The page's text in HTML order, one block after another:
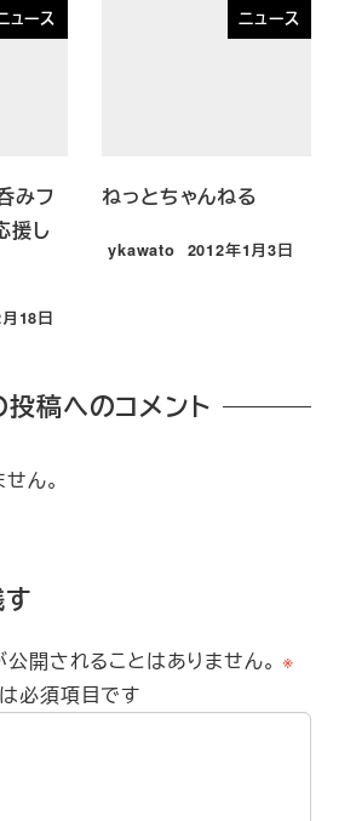
ュース
みフ
援し
18日
ニュース
ねっとちゃんねる
ykawato
投稿日
2012年1月3日
投稿へのコメント
ん。
公開されることはありません。 ※
必須項目です